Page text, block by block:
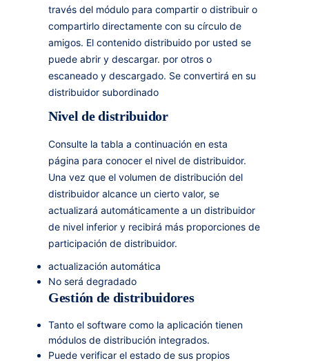
través del módulo para compartir o distribuir o
compartirlo directamente con su círculo de
amigos. El contenido distribuido por usted se
puede abrir y descargar. por otros o
escaneado y descargado. Se convertirá en su
distribuidor subordinado
Nivel de distribuidor
Consulte la tabla a continuación en esta
página para conocer el nivel de distribuidor.
Una vez que el volumen de distribución del
distribuidor alcance un cierto valor, se
actualizará automáticamente a un distribuidor
de nivel inferior y recibirá más proporciones de
participación de distribuidor.
actualización automática
No será degradado
Gestión de distribuidores
Tanto el software como la aplicación tienen
módulos de distribución integrados.
Puede verificar el estado de sus propios